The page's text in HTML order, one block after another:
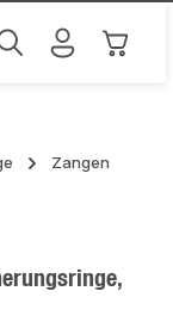
Zangen